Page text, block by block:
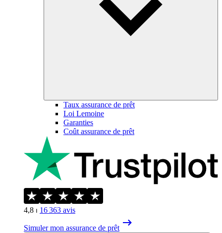
Taux assurance de prêt
Loi Lemoine
Garanties
Coût assurance de prêt
4,8 ⏐ 16 363 avis
Simuler mon assurance de prêt